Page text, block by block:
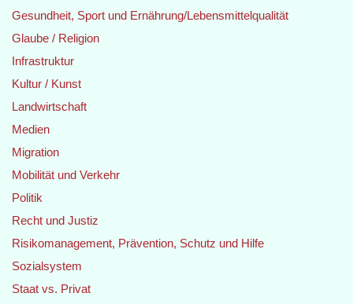
Gesundheit, Sport und Ernährung/Lebensmittelqualität
Glaube / Religion
Infrastruktur
Kultur / Kunst
Landwirtschaft
Medien
Migration
Mobilität und Verkehr
Politik
Recht und Justiz
Risikomanagement, Prävention, Schutz und Hilfe
Sozialsystem
Staat vs. Privat